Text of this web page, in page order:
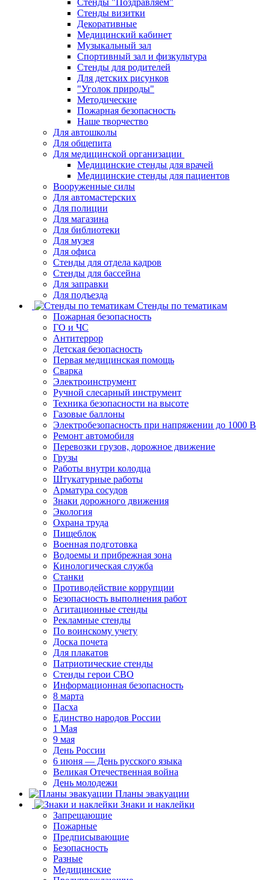
Стенды "Поздравляем"
Стенды визитки
Декоративные
Медицинский кабинет
Музыкальный зал
Спортивный зал и физкультура
Стенды для родителей
Для детских рисунков
"Уголок природы"
Методические
Пожарная безопасность
Наше творчество
Для автошколы
Для общепита
Для медицинской организации
Медицинские стенды для врачей
Медицинские стенды для пациентов
Вооруженные силы
Для автомастерских
Для полиции
Для магазина
Для библиотеки
Для музея
Для офиса
Стенды для отдела кадров
Стенды для бассейна
Для заправки
Для подъезда
Стенды по тематикам
Пожарная безопасность
ГО и ЧС
Антитеррор
Детская безопасность
Первая медицинская помощь
Сварка
Электроинструмент
Ручной слесарный инструмент
Техника безопасности на высоте
Газовые баллоны
Электробезопасность при напряжении до 1000 В
Ремонт автомобиля
Перевозки грузов, дорожное движение
Грузы
Работы внутри колодца
Штукатурные работы
Арматура сосудов
Знаки дорожного движения
Экология
Охрана труда
Пищеблок
Военная подготовка
Водоемы и прибрежная зона
Кинологическая служба
Станки
Противодействие коррупции
Безопасность выполнения работ
Агитационные стенды
Рекламные стенды
По воинскому учету
Доска почета
Для плакатов
Патриотические стенды
Стенды герои СВО
Информационная безопасность
8 марта
Пасха
Единство народов России
1 Мая
9 мая
День России
6 июня — День русского языка
Великая Отечественная война
День молодежи
Планы эвакуации
Знаки и наклейки
Запрещающие
Пожарные
Предписывающие
Безопасность
Разные
Медицинские